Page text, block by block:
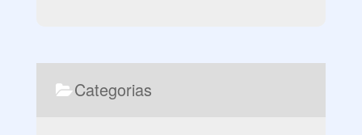
Categorias